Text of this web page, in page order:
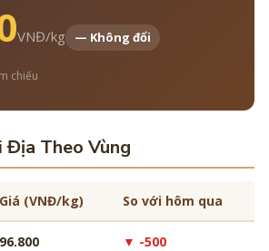
VNĐ/kg — Không đổi
chiếu
Địa Theo Vùng
Giá (VNĐ/kg) So với hôm qua
96.800 ▼ -500